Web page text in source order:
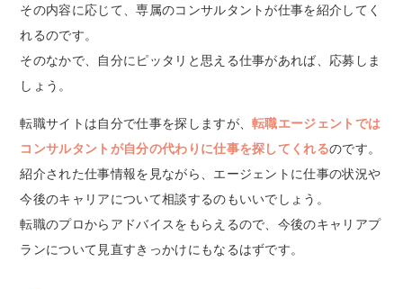
その内容に応じて、専属のコンサルタントが仕事を紹介してく
れるのです。
そのなかで、自分にピッタリと思える仕事があれば、応募しま
しょう。
転職サイトは自分で仕事を探しますが、転職エージェントでは
コンサルタントが自分の代わりに仕事を探してくれるのです。
紹介された仕事情報を見ながら、エージェントに仕事の状況や
今後のキャリアについて相談するのもいいでしょう。
転職のプロからアドバイスをもらえるので、今後のキャリアプ
ランについて見直すきっかけにもなるはずです。